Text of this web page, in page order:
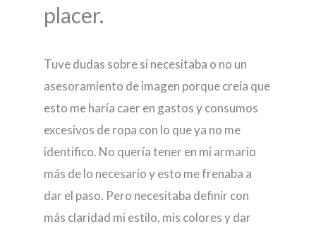
placer.
Tuve dudas sobre si necesitaba o no un
asesoramiento de imagen porque creía que
esto me haría caer en gastos y consumos
excesivos de ropa con lo que ya no me
identifico. No quería tener en mi armario
más de lo necesario y esto me frenaba a
dar el paso. Pero necesitaba definir con
más claridad mi estilo, mis colores y dar